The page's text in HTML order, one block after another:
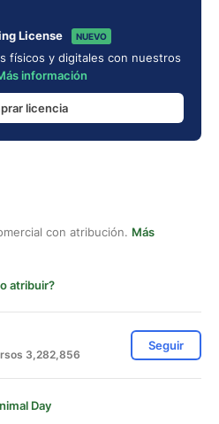
License NUEVO
físicos y digitales con nuestros
información
licencia
con atribución. Más
atribuir?
3,282,856
Seguir
Day